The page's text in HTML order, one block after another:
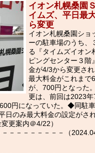
イオン札幌桑園
イムズ、平日最
ら変更
イオン札幌桑園ショ
ーの駐車場のうち、
る『タイムズイオン
ピングセンター３階
金が4/3から変更さ
最大料金がこれまで
が、700円となった
更は、前回は2023
円になっていた。◆同駐
日のみ最大料金の設定がさ
更案内＠4/22）
－－－－－－－－－（